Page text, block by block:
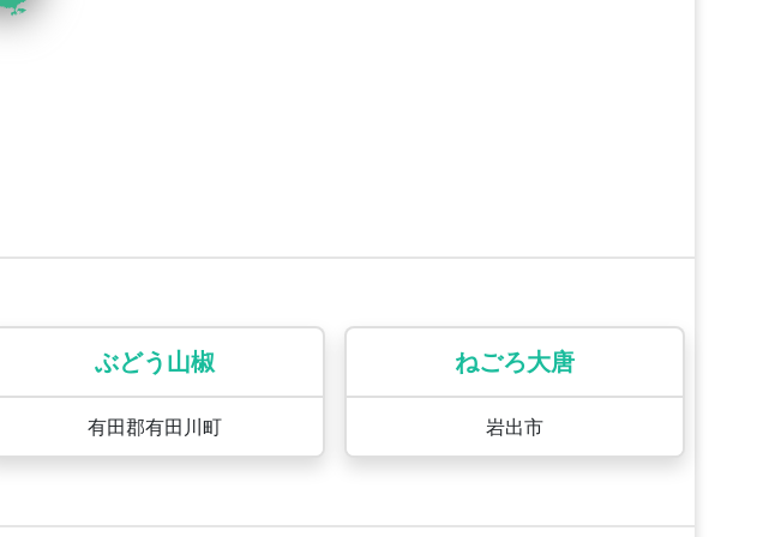
ぶどう山椒
有田郡有田川町
ねごろ大唐
岩出市